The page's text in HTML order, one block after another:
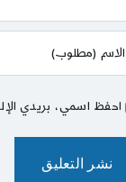
احفظ اسمي، بريدي